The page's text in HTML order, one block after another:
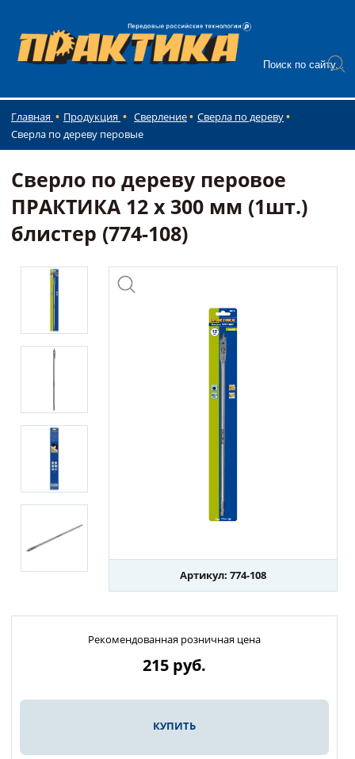
Главная Продукция Сверление
Сверла по дереву
Сверла по дереву перовые
Сверло по дереву перовое
ПРАКТИКА 12 х 300 мм (1шт.)
блистер (774-108)
Артикул: 774-108
Рекомендованная розничная цена
215 руб.
КУПИТЬ